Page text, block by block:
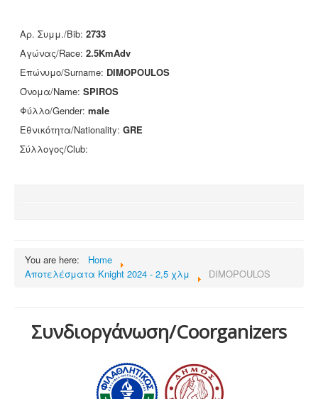
Sponsors
Contact
Αρ. Συμμ./Bib: 2733
Αγώνας/Race: 2.5KmAdv
Επώνυμο/Surname: DIMOPOULOS
Όνομα/Name: SPIROS
Φύλλο/Gender: male
Εθνικότητα/Nationality: GRE
Σύλλογος/Club:
You are here:
Home
Αποτελέσματα Knight 2024 - 2,5 χλμ
DIMOPOULOS
Συνδιοργάνωση/Coorganizers